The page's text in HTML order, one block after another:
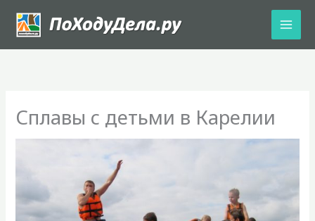
содержимому
Сплавы с детьми в Карелии